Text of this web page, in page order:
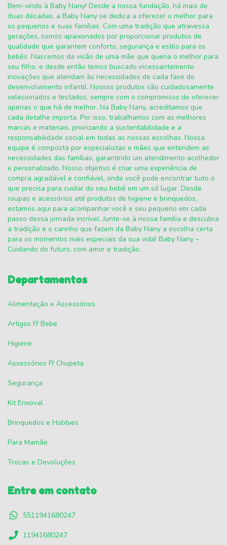
Bem-vindo à Baby Nany! Desde a nossa fundação, há mais de
duas décadas, a Baby Nany se dedica a oferecer o melhor para
os pequenos e suas famílias. Com uma tradição que atravessa
gerações, somos apaixonados por proporcionar produtos de
qualidade que garantem conforto, segurança e estilo para os
bebês. Nascemos da visão de uma mãe que queria o melhor para
seu filho, e desde então temos buscado incessantemente
inovações que atendam às necessidades de cada fase do
desenvolvimento infantil. Nossos produtos são cuidadosamente
selecionados e testados, sempre com o compromisso de oferecer
apenas o que há de melhor. Na Baby Nany, acreditamos que
cada detalhe importa. Por isso, trabalhamos com as melhores
marcas e materiais, priorizando a sustentabilidade e a
responsabilidade social em todas as nossas escolhas. Nossa
equipe é composta por especialistas e mães que entendem as
necessidades das famílias, garantindo um atendimento acolhedor
e personalizado. Nosso objetivo é criar uma experiência de
compra agradável e confiável, onde você pode encontrar tudo o
que precisa para cuidar do seu bebê em um só lugar. Desde
roupas e acessórios até produtos de higiene e brinquedos,
estamos aqui para acompanhar você e seu pequeno em cada
passo dessa jornada incrível. Junte-se à nossa família e descubra
a tradição e o carinho que fazem da Baby Nany a escolha certa
para os momentos mais especiais da sua vida! Baby Nany –
Cuidando do futuro, com amor e tradição.
Departamentos
Alimentação e Assessórios
Artigos P/ Bebe
Higiene
Assessórios P/ Chupeta
Segurança
Kit Enxoval
Brinquedos e Hobbies
Para Mamãe
Trocas e Devoluções
Entre em contato
5511941680247
11941680247